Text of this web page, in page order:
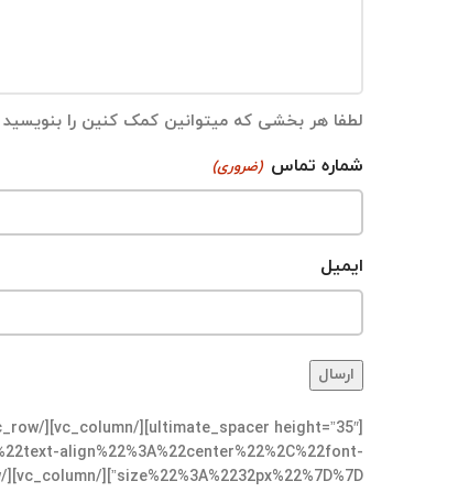
لطفا هر بخشی که میتوانین کمک کنین را بنویسید
شماره تماس (ضروری)
ایمیل
align%22%3A%22center%22%2C%22font-
size%22%3A%2232px%22%7D%7D”][/vc_column][/vc_row]